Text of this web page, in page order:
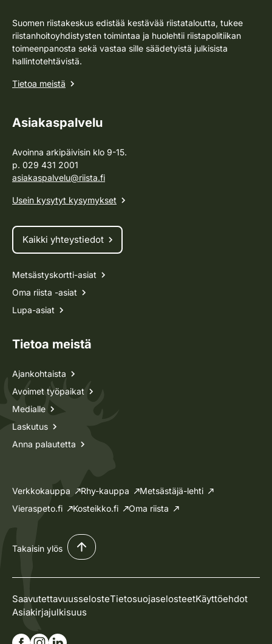
Suomen riistakeskus edistää kestävää riistataloutta, tukee
riistanhoitoyhdistysten toimintaa ja huolehtii riistapolitiikan
toimeenpanosta sekä vastaa sille säädetyistä julkisista
hallintotehtävistä.
Tietoa meistä
Asiakaspalvelu
Avoinna arkipäivisin klo 9-15.
p. 029 431 2001
asiakaspalvelu@riista.fi
Usein kysytyt kysymykset
Kaikki yhteystiedot
Metsästyskortti-asiat
Oma riista -asiat
Lupa-asiat
Tietoa meistä
Ajankohtaista
Avoimet työpaikat
Medialle
Laskutus
Anna palautetta
Verkkokauppa Rhy-kauppa
Metsästäjä-lehti
Vieraspeto.fi
Kosteikko.fi Oma riista
Takaisin ylös
SaavutettavuusselosteTietosuojaselosteetKäyttöehdot
Asiakirjajulkisuus